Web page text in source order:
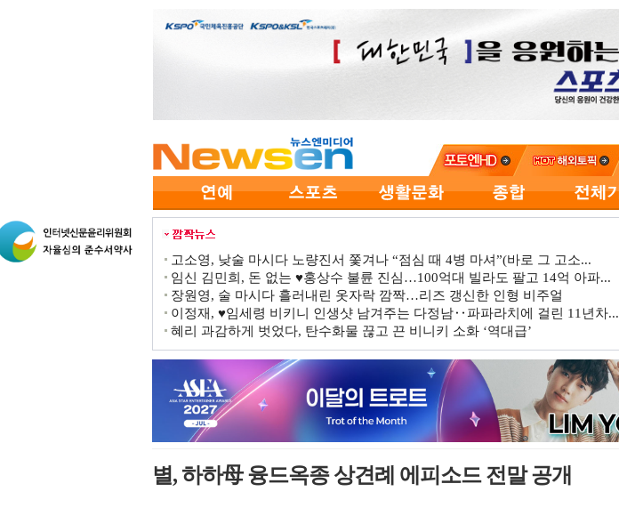
고소영, 낮술 마시다 노량진서 쫓겨나 “점심 때 4병 마셔”(바로 그 고소...
임신 김민희, 돈 없는 ♥홍상수 불륜 진심…100억대 빌라도 팔고 14억 아파...
장원영, 술 마시다 흘러내린 옷자락 깜짝…리즈 갱신한 인형 비주얼
이정재, ♥임세령 비키니 인생샷 남겨주는 다정남‥파파라치에 걸린 11년차...
혜리 과감하게 벗었다, 탄수화물 끊고 끈 비니키 소화 ‘역대급’
별, 하하母 융드옥종 상견례 에피소드 전말 공개